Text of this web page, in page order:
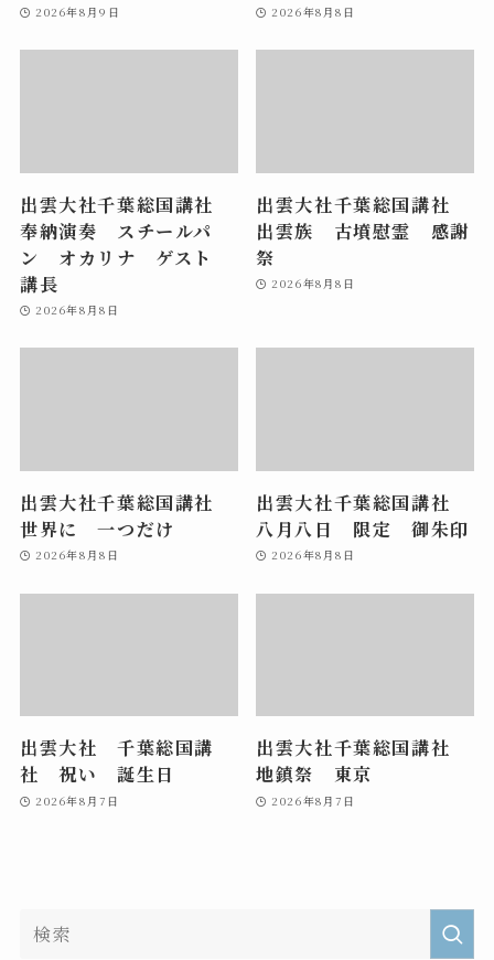
2026年8月9日 2026年8月8日
出雲大社千葉総国講社
奉納演奏 スチールパ
ン オカリナ ゲスト
講長
2026年8月8日
出雲大社千葉総国講社
出雲族 古墳慰霊 感謝
祭
2026年8月8日
出雲大社千葉総国講社
世界に 一つだけ
2026年8月8日
出雲大社千葉総国講社
八月八日 限定 御朱印
2026年8月8日
出雲大社 千葉総国講
社 祝い 誕生日
2026年8月7日
出雲大社千葉総国講社
地鎮祭 東京
2026年8月7日